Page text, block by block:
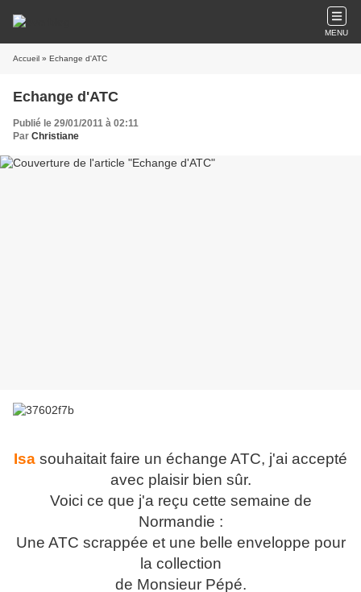
MENU
Accueil » Echange d'ATC
Echange d'ATC
Publié le 29/01/2011 à 02:11
Par Christiane
Isa souhaitait faire un échange ATC, j'ai accepté
avec plaisir bien sûr.
Voici ce que j'a reçu cette semaine de
Normandie :
Une ATC scrappée et une belle enveloppe pour
la collection
de Monsieur Pépé.